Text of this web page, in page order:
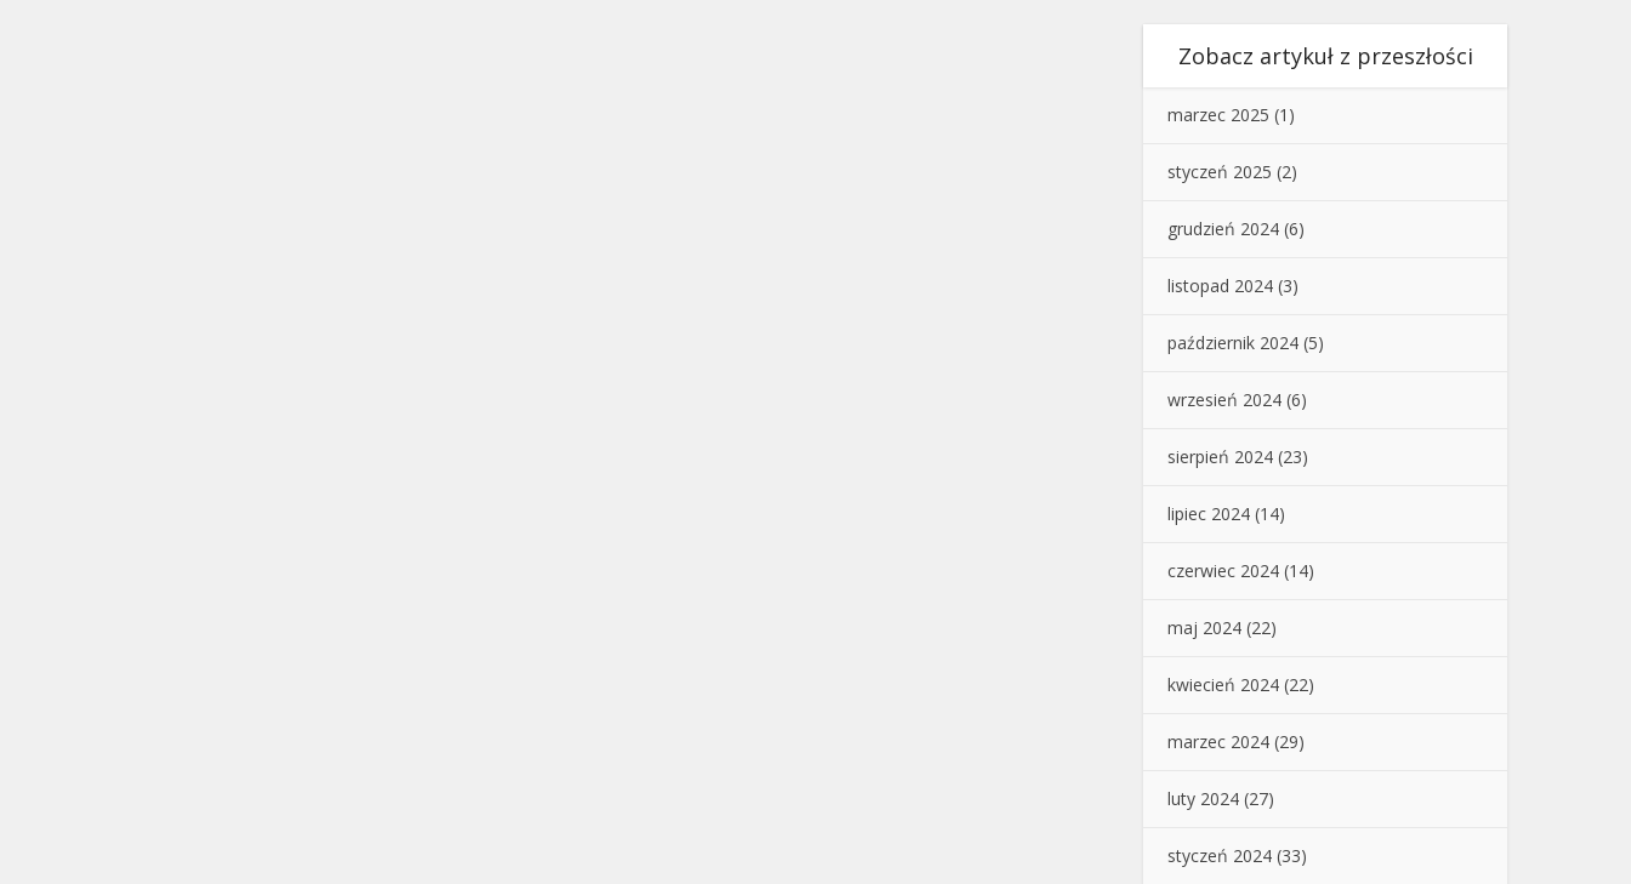
Zobacz artykuł z przeszłości
marzec 2025 (1)
styczeń 2025 (2)
grudzień 2024 (6)
listopad 2024 (3)
październik 2024 (5)
wrzesień 2024 (6)
sierpień 2024 (23)
lipiec 2024 (14)
czerwiec 2024 (14)
maj 2024 (22)
kwiecień 2024 (22)
marzec 2024 (29)
luty 2024 (27)
styczeń 2024 (33)